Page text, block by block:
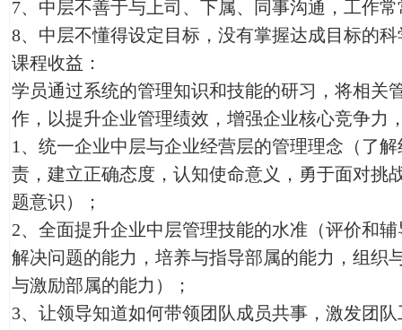
7、中层不善于与上司、下属、同事沟通，工作
8、中层不懂得设定目标，没有掌握达成目标的
课程收益：
学员通过系统的管理知识和技能的研习，将相关
作，以提升企业管理绩效，增强企业核心竞争力
1、统一企业中层与企业经营层的管理理念（了
责，建立正确态度，认知使命意义，勇于面对挑
题意识）；
2、全面提升企业中层管理技能的水准（评价和
解决问题的能力，培养与指导部属的能力，组织
与激励部属的能力）；
3、让领导知道如何带领团队成员共事，激发团